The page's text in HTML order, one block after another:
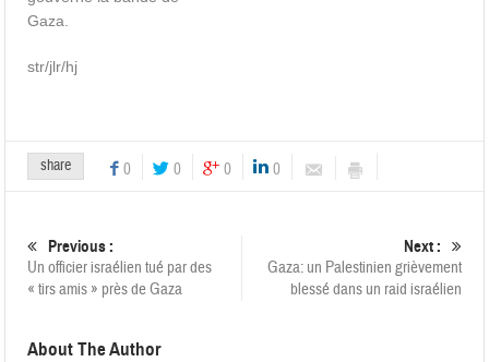
Gaza.
str/jlr/hj
share 0 0 0 0
Previous :
Un officier israélien tué par des
« tirs amis » près de Gaza
Next :
Gaza: un Palestinien grièvement
blessé dans un raid israélien
About The Author